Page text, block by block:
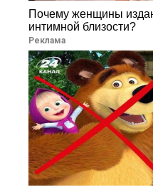
Почему женщины
интимной близости?
Реклама